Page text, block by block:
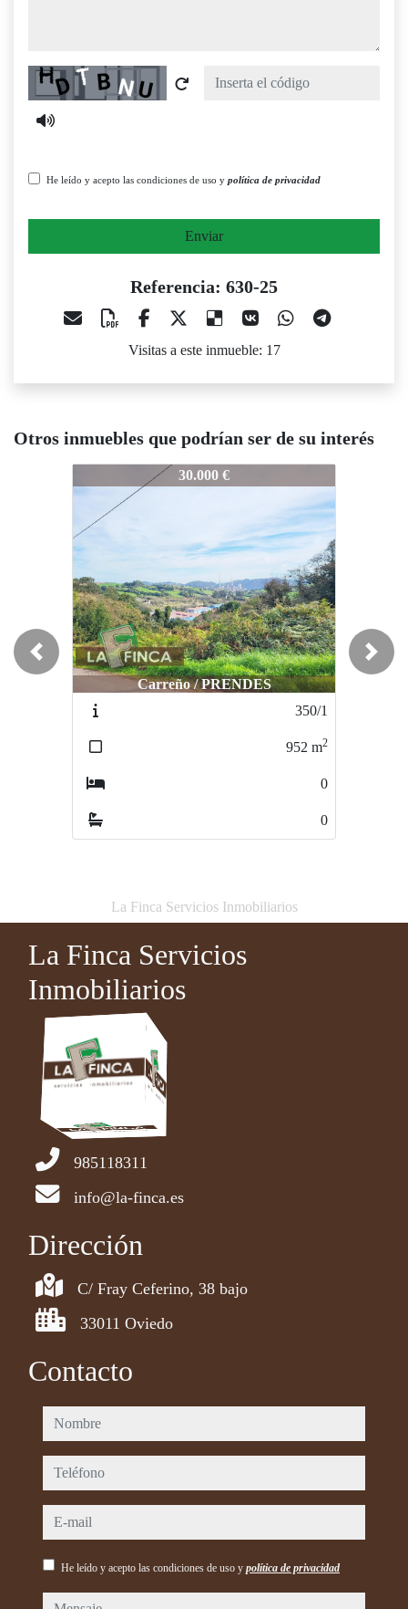
Captcha
He leído y acepto las condiciones de uso y política de privacidad
Enviar
Referencia: 630-25
Visitas a este inmueble: 17
Otros inmuebles que podrían ser de su interés
30.000 €
Carreño / PRENDES
m2
630-25
Morcín / PEDROSA
Previous Next
La Finca Servicios Inmobiliarios
La Finca Servicios
Inmobiliarios
985118311
info@la-finca.es
Dirección
C/ Fray Ceferino, 38 bajo
33011 Oviedo
Contacto
nombre
teléfono
e-mail
He leído y acepto las condiciones de uso y política de privacidad
mensaje